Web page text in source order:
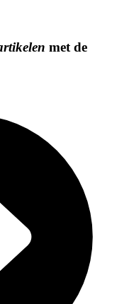
met de